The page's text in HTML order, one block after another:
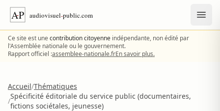
Aller au contenu
Ce site est unecontribution citoyenne indépendante, non édité par
l'Assemblée nationale ou le gouvernement.
Rapport officiel :assemblee-nationale.frEn savoir plus.
Accueil/Thématiques
/
Spécificité éditoriale du service public (documentaires,
fictions sociétales, jeunesse)